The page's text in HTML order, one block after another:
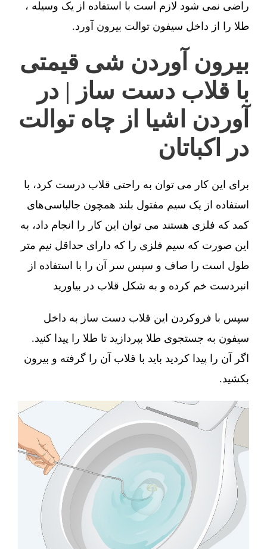
راضی نمی شود لازم است با استفاده از یک وسیله ،
طلا را از داخل سیفون توالت بیرون آورد.
بیرون آوردن شی قیمتی
با قلاب دست ساز | در
آوردن اشیا از چاه توالت
در اکباتان
برای این کار می توان به راحتی قلاب درست کرد، با
استفاده از یک سیم مفتول بلند همچون جالباسی‌های
کمد که فلزی هستند می توان این کار را انجام داد، به
این صورت که سیم فلزی را که دارای حداقل نیم متر
طول است را صاف و سپس سر آن را با استفاده از
انبردست خم کرده و به شکل قلاب در بیاورید
سپس با فروکردن این قلاب دست ساز به داخل
سیفون به جستجوی طلا بپردازید تا طلا را پیدا کنید.
اگر آن را پیدا کردید باید با قلاب آن را گرفته و بیرون
بکشید.